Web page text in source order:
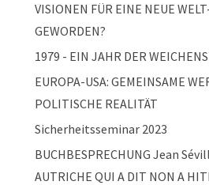
VISIONEN FÜR EINE NEUE
GEWORDEN?
1979 - EIN JAHR DER
EUROPA-USA: GEMEINSAME
POLITISCHE REALITÄT
Sicherheitsseminar 2023
BUCHBESPRECHUNG Jean
AUTRICHE QUI A DIT NON A